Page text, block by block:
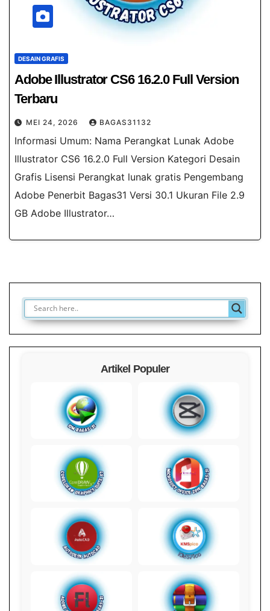
DESAIN GRAFIS
Adobe Illustrator CS6 16.2.0 Full Version
Terbaru
MEI 24, 2026 BAGAS31132
Informasi Umum: Nama Perangkat Lunak Adobe
Illustrator CS6 16.2.0 Full Version Kategori Desain
Grafis Lisensi Perangkat lunak gratis Pengembang
Adobe Penerbit Bagas31 Versi 30.1 Ukuran File 2.9
GB Adobe Illustrator…
Artikel Populer